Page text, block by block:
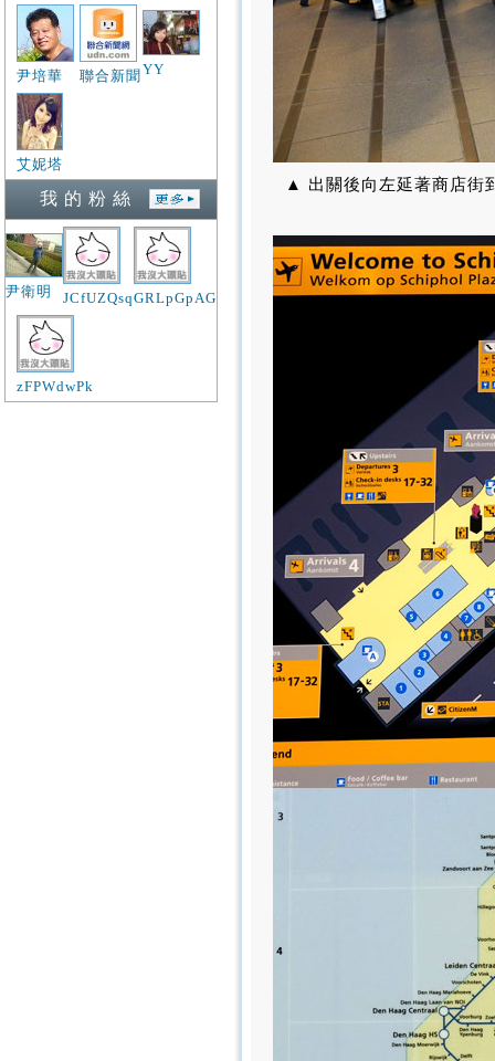
尹培華 聯合新聞 YY
艾妮塔
我 的 粉 絲
尹衛明 JCfUZQsqGRLpGpAG
zFPWdwPk
▲ 出關後向左延著商店街